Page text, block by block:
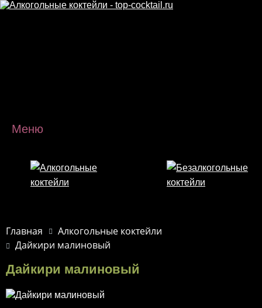
Перейти к основному содержанию
Меню
Главная
Алкогольные коктейли
Дайкири малиновый
Дайкири малиновый